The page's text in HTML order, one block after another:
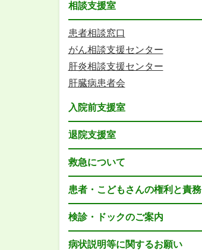
相談支援室
患者相談窓口
がん相談支援センター
肝炎相談支援センター
肝臓病患者会
入院前支援室
退院支援室
救急について
患者・こどもさんの権利と責務
検診・ドックのご案内
病状説明等に関するお願い